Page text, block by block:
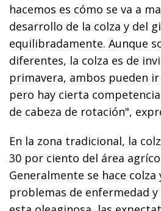
hacemos es cómo se va a
desarrollo de la colza y del
equilibradamente. Aunque
diferentes, la colza es de
primavera, ambos pueden
pero hay cierta
de cabeza de rotación",
En la zona tradicional, la
30 por ciento del área
Generalmente se hace
problemas de enfermedad y